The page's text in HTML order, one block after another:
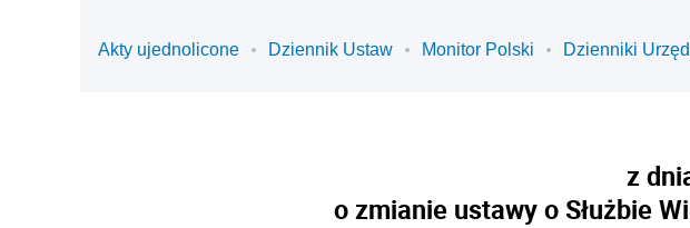
Akty ujednolicone Dziennik Ustaw Monitor Polski Dzienniki
z
o zmianie ustawy o Służbie